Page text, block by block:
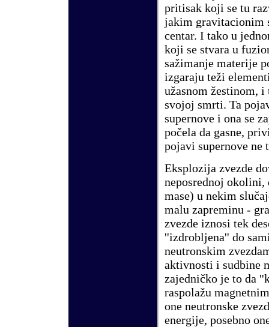
pritisak koji se tu
jakim gravitacionim
centar. I tako u
koji se stvara u
sažimanje materije
izgaraju teži
užasnom žestinom,
svojoj smrti. Ta
supernove i ona se
počela da gasne,
pojavi supernove ne
Eksplozija zvezde
neposrednoj okolini,
mase) u nekim
malu zapreminu -
zvezde iznosi tek
''izdrobljena'' do
neutronskim
aktivnosti i sudbine
zajedničko je to da
raspolažu
one neutronske
energije, posebno